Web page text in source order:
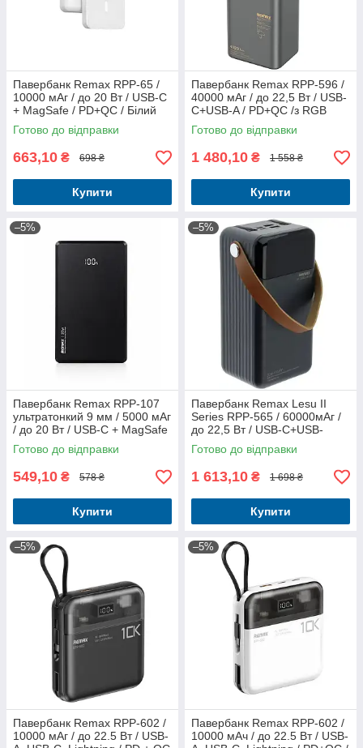
Павербанк Remax RPP-65 /
10000 мАг / до 20 Вт / USB-C
+ MagSafe / PD+QC / Білий
Готово до відправки
663,10 ₴ 698 ₴
Купити
Павербанк Remax RPP-596 /
40000 мАг / до 22,5 Вт / USB-
C+USB-A / PD+QC /з RGB
ліхтариком / Сірий
Готово до відправки
1 480,10 ₴ 1 558 ₴
Купити
–5%
Павербанк Remax RPP-107
ультратонкий 9 мм / 5000 мАг
/ до 20 Вт / USB-C + MagSafe
/ PD+QC / Чорний
Готово до відправки
549,10 ₴ 578 ₴
Купити
–5%
Павербанк Remax Lesu II
Series RPP-565 / 60000мАг /
до 22,5 Вт / USB-C+USB-
A+Lightning / PD+QC / із
вбудованими кабелями /
Сірий
Готово до відправки
1 613,10 ₴ 1 698 ₴
Купити
–5%
Павербанк Remax RPP-602 /
10000 мАг / до 22.5 Вт / USB-
–5%
Павербанк Remax RPP-602 /
10000 мАч / до 22.5 Вт / USB-